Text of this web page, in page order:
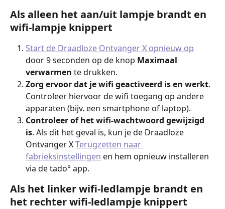
Als alleen het aan/uit lampje brandt en
wifi-lampje knippert
Start de Draadloze Ontvanger X opnieuw op
door 9 seconden op de knop Maximaal
verwarmen te drukken.
Zorg ervoor dat je wifi geactiveerd is en werkt.
Controleer hiervoor de wifi toegang op andere
apparaten (bijv. een smartphone of laptop).
Controleer of het wifi-wachtwoord gewijzigd
is. Als dit het geval is, kun je de Draadloze
Ontvanger X Terugzetten naar
fabrieksinstellingen en hem opnieuw installeren
via de tado° app.
Als het linker wifi-ledlampje brandt en
het rechter wifi-ledlampje knippert